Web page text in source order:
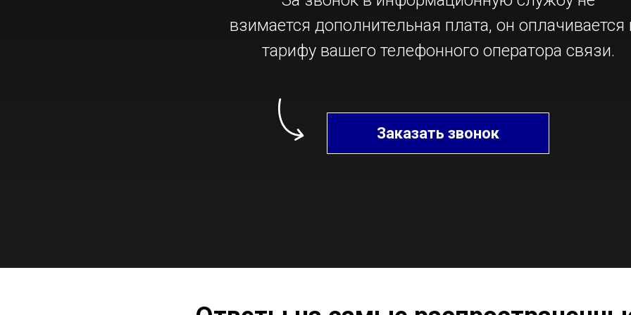
взимается дополнительная плата, он оплачивается
тарифу вашего телефонного оператора связи.
Заказать звонок